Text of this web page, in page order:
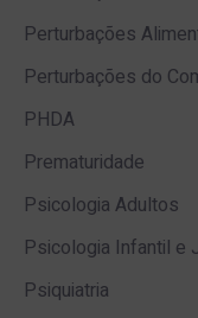
Perturbações
Perturbações do
PHDA
Prematuridade
Psicologia Adultos
Psicologia Infantil e
Psiquiatria